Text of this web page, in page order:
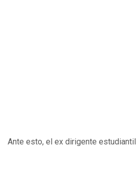
Ante esto, el ex dirigente